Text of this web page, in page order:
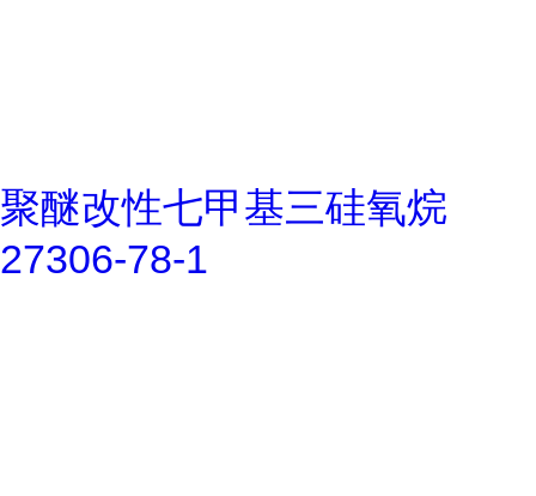
聚醚改性七甲基三硅氧烷
27306-78-1